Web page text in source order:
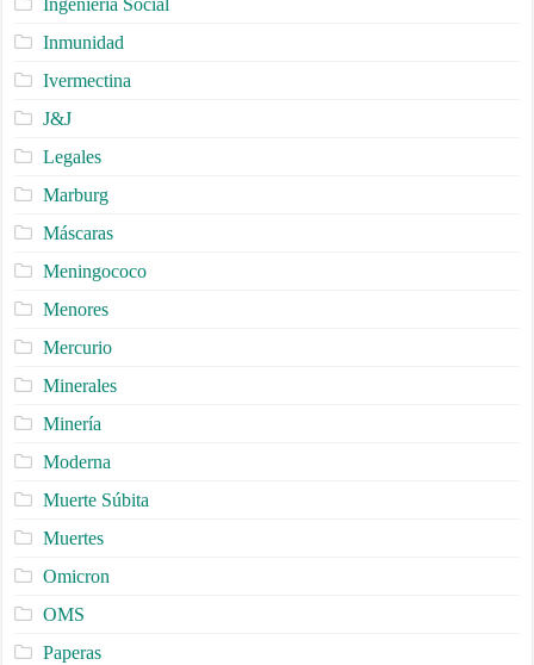
Ingenieria Social
Inmunidad
Ivermectina
J&J
Legales
Marburg
Máscaras
Meningococo
Menores
Mercurio
Minerales
Minería
Moderna
Muerte Súbita
Muertes
Omicron
OMS
Paperas